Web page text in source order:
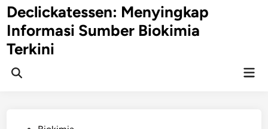
Skip
to
content
Declickatessen: Menyingkap
Informasi Sumber Biokimia
Terkini
Open